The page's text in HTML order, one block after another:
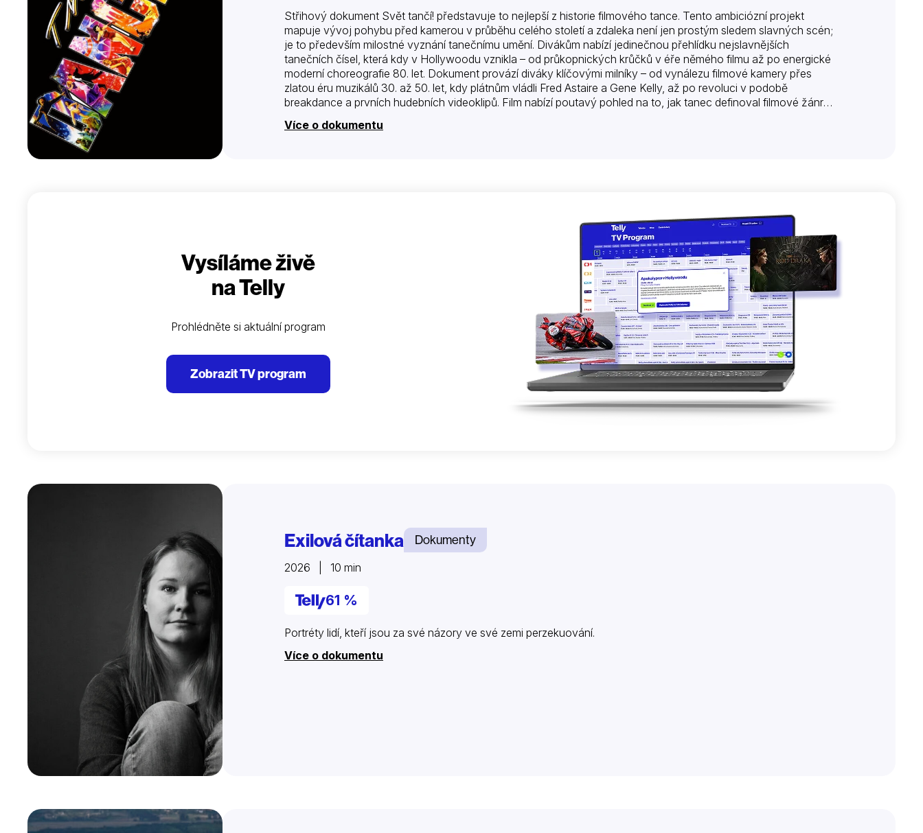
Střihový dokument Svět tančí! představuje to nejlepší z historie filmového tance. Tento ambiciózní projekt
mapuje vývoj pohybu před kamerou v průběhu celého století a zdaleka není jen prostým sledem slavných scén;
je to především milostné vyznání tanečnímu umění. Divákům nabízí jedinečnou přehlídku nejslavnějších
tanečních čísel, která kdy v Hollywoodu vznikla – od průkopnických krůčků v éře němého filmu až po energické
moderní choreografie 80. let. Dokument provází diváky klíčovými milníky – od vynálezu filmové kamery přes
zlatou éru muzikálů 30. až 50. let, kdy plátnům vládli Fred Astaire a Gene Kelly, až po revoluci v podobě
breakdance a prvních hudebních videoklipů. Film nabízí poutavý pohled na to, jak tanec definoval filmové žánry
Více o dokumentu
Vysíláme živě
na Telly
Prohlédněte si aktuální program
Zobrazit TV program
Exilová čítanka Dokumenty
2026 | 10 min
61 %
Portréty lidí, kteří jsou za své názory ve své zemi perzekuování.
Více o dokumentu